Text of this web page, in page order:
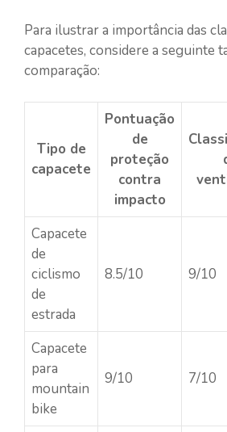
Para ilustrar a importância das
capacetes, considere a seguinte
comparação:
Tipo de
capacete
Pontuação
de
proteção
contra
impacto
Capacete
de
ciclismo
de
estrada
8.5/10 9/10
Capacete
para
mountain
bike
9/10 7/10